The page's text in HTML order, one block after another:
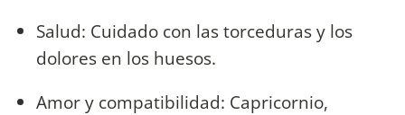
Salud: Cuidado con las torceduras y los
dolores en los huesos.
Amor y compatibilidad: Capricornio,